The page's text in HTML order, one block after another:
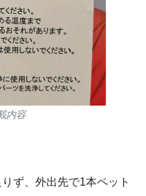
内容
ず、外出先で1本ペット